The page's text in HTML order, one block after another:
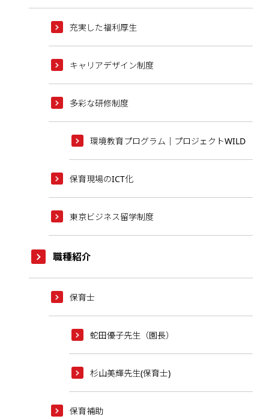
充実した福利厚生
キャリアデザイン制度
多彩な研修制度
環境教育プログラム｜プロジェクトWILD
保育現場のICT化
東京ビジネス留学制度
職種紹介
保育士
蛇田優子先生（園長）
杉山美輝先生(保育士)
保育補助